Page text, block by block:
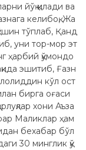
йўқ қилади ва
келибоқ, Жа
тўплаб, Қанд
уни тор-мор эт
ҳарбий қўмондо
эшитиб, Ғазн
кўл ост
бирга оғаси
хони Аъза
Маликлар ҳам
бехабар бўл
30 минглик қў